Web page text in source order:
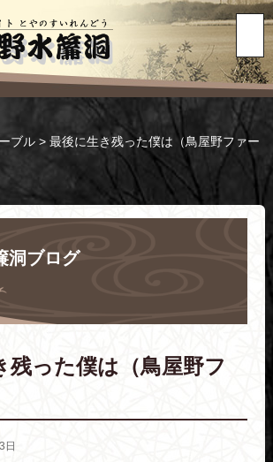
ブル> 最後に生き残った僕は（鳥屋野ファー
洞ブログ
残った僕は（鳥屋野フ
日